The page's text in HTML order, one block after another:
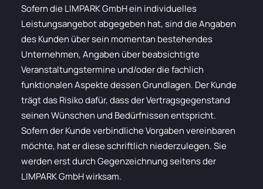
Sofern die LIMPARK GmbH ein individuelles
Leistungsangebot abgegeben hat, sind die Angaben
des Kunden über sein momentan bestehendes
Unternehmen, Angaben über beabsichtigte
Veranstaltungstermine und/oder die fachlich
funktionalen Aspekte dessen Grundlagen. Der Kunde
trägt das Risiko dafür, dass der Vertragsgegenstand
seinen Wünschen und Bedürfnissen entspricht.
Sofern der Kunde verbindliche Vorgaben vereinbaren
möchte, hat er diese schriftlich niederzulegen. Sie
werden erst durch Gegenzeichnung seitens der
LIMPARK GmbH wirksam.